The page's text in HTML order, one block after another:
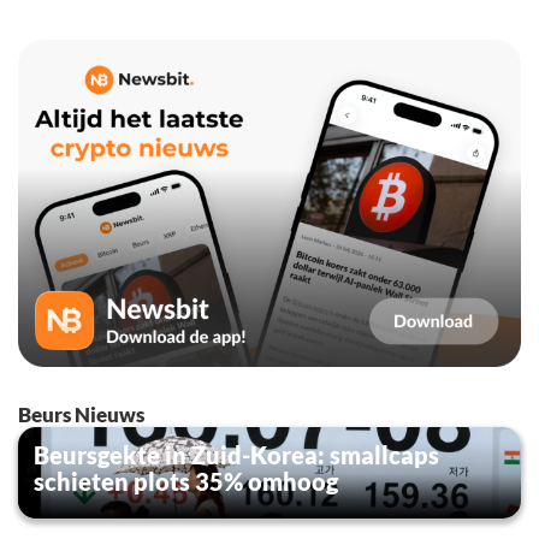
Beurs Nieuws
Beursgekte in Zuid-Korea: smallcaps
schieten plots 35% omhoog